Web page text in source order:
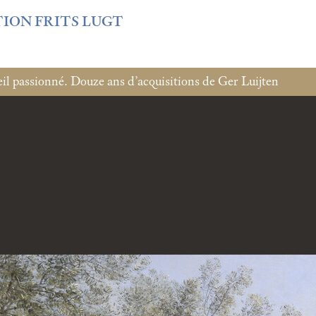
sites/fondationcustodia.fr/
FRITS LUGT
passionné. Douze ans d’acquisitions de Ger Luijten